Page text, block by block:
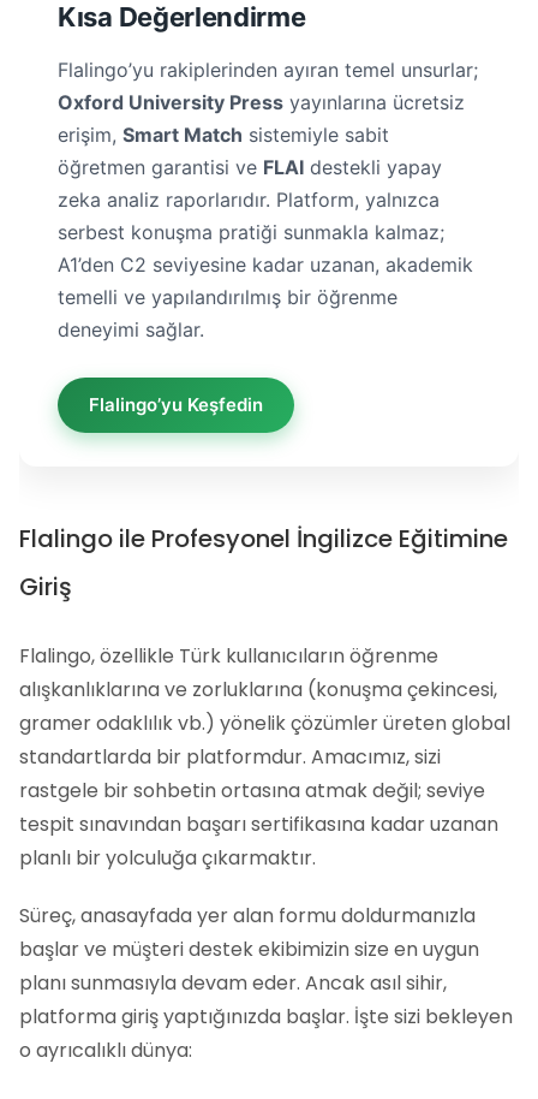
Kısa Değerlendirme
Flalingo’yu rakiplerinden ayıran temel unsurlar;
Oxford University Press yayınlarına ücretsiz
erişim, Smart Match sistemiyle sabit
öğretmen garantisi ve FLAI destekli yapay
zeka analiz raporlarıdır. Platform, yalnızca
serbest konuşma pratiği sunmakla kalmaz;
A1’den C2 seviyesine kadar uzanan, akademik
temelli ve yapılandırılmış bir öğrenme
deneyimi sağlar.
Flalingo’yu Keşfedin
Flalingo ile Profesyonel İngilizce Eğitimine
Giriş
Flalingo, özellikle Türk kullanıcıların öğrenme
alışkanlıklarına ve zorluklarına (konuşma çekincesi,
gramer odaklılık vb.) yönelik çözümler üreten global
standartlarda bir platformdur. Amacımız, sizi
rastgele bir sohbetin ortasına atmak değil; seviye
tespit sınavından başarı sertifikasına kadar uzanan
planlı bir yolculuğa çıkarmaktır.
Süreç, anasayfada yer alan formu doldurmanızla
başlar ve müşteri destek ekibimizin size en uygun
planı sunmasıyla devam eder. Ancak asıl sihir,
platforma giriş yaptığınızda başlar. İşte sizi bekleyen
o ayrıcalıklı dünya: